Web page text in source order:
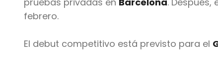
febrero.
El debut competitivo está previsto para el